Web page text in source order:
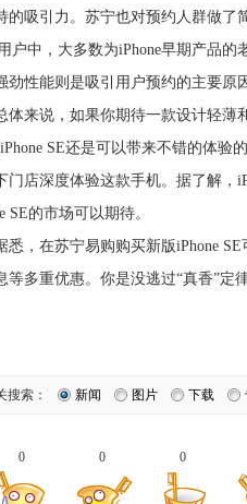
的吸引力。苏宁也对预约人群做了
户中，大多数为iPhone早期产品
劲性能则是吸引用户预约的主要原
说，如果你期待一款设计轻薄
SE还是可以带来不错的体验
门店深度体验这款手机。据了解，
SE的市场可以期待。
在苏宁易购购买新版iPhone SE
等多重优惠。你是没逃过“真香”定
搜索： 新闻 图片 下载
0 0 0